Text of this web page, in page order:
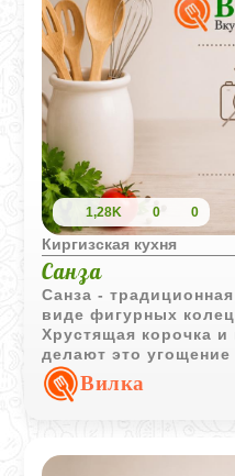
1,28K 0 0
Киргизская кухня
Санза
Санза -
виде фигурных колец
Хрустящая корочка
делают это
к горячему чаю.
Вилка